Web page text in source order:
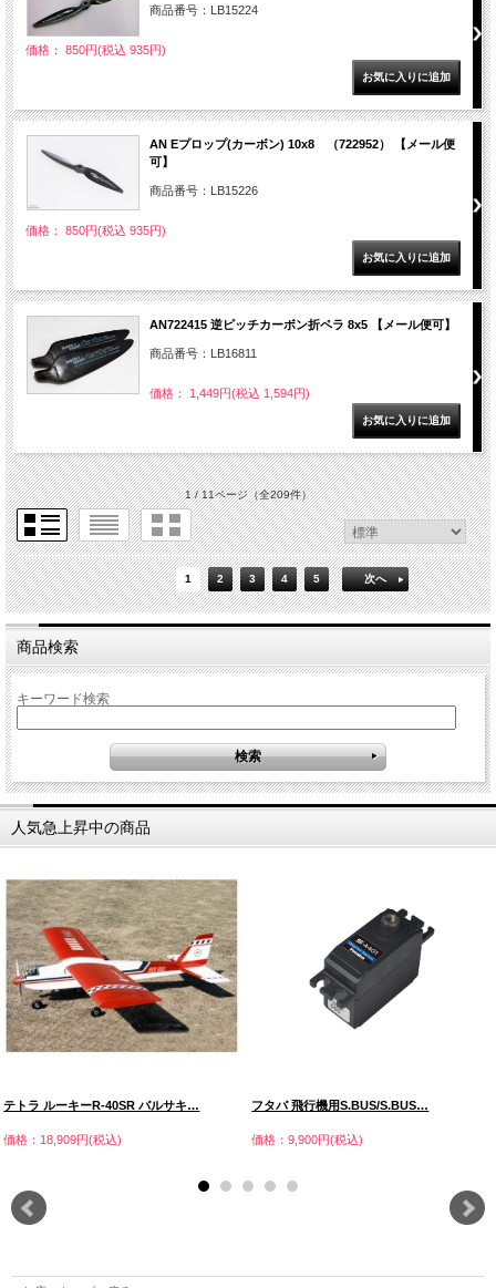
商品番号：LB15224
価格： 850円(税込 935円)
AN Eプロップ(カーボン) 10x8 （722952） 【メール便
可】
商品番号：LB15226
価格： 850円(税込 935円)
AN722415 逆ピッチカーボン折ペラ 8x5 【メール便可】
商品番号：LB16811
価格： 1,449円(税込 1,594円)
1 / 11ページ（全209件）
1 2 3 4 5 次へ
商品検索
キーワード検索
人気急上昇中の商品
テトラ ルーキーR-40SR バルサキ…
価格：18,909円(税込)
フタバ 飛行機用S.BUS/S.BUS…
価格：9,900円(税込)